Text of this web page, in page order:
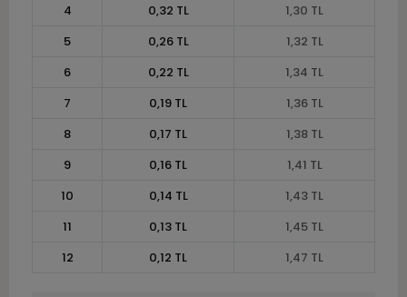
4
0,32 TL
1,30 TL
5
0,26 TL
1,32 TL
6
0,22 TL
1,34 TL
7
0,19 TL
1,36 TL
8
0,17 TL
1,38 TL
9
0,16 TL
1,41 TL
10
0,14 TL
1,43 TL
11
0,13 TL
1,45 TL
12
0,12 TL 1,47 TL